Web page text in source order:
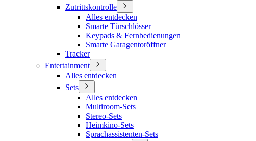
Zutrittskontrolle
Alles entdecken
Smarte Türschlösser
Keypads & Fernbedienungen
Smarte Garagentoröffner
Tracker
Entertainment
Alles entdecken
Sets
Alles entdecken
Multiroom-Sets
Stereo-Sets
Heimkino-Sets
Sprachassistenten-Sets